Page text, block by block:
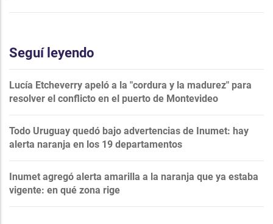
Seguí leyendo
Lucía Etcheverry apeló a la "cordura y la madurez" para
resolver el conflicto en el puerto de Montevideo
Todo Uruguay quedó bajo advertencias de Inumet: hay
alerta naranja en los 19 departamentos
Inumet agregó alerta amarilla a la naranja que ya estaba
vigente: en qué zona rige